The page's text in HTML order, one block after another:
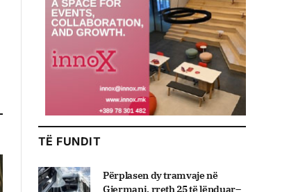
TË FUNDIT
Përplasen dy tramvaje në
Gjermani, rreth 25 të lënduar–